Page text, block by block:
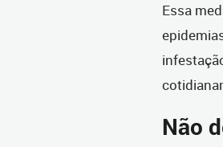
Essa
Não